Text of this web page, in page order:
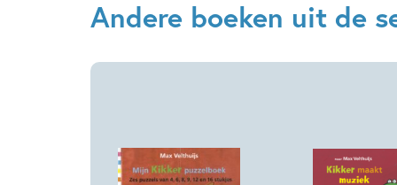
Andere boeken uit de